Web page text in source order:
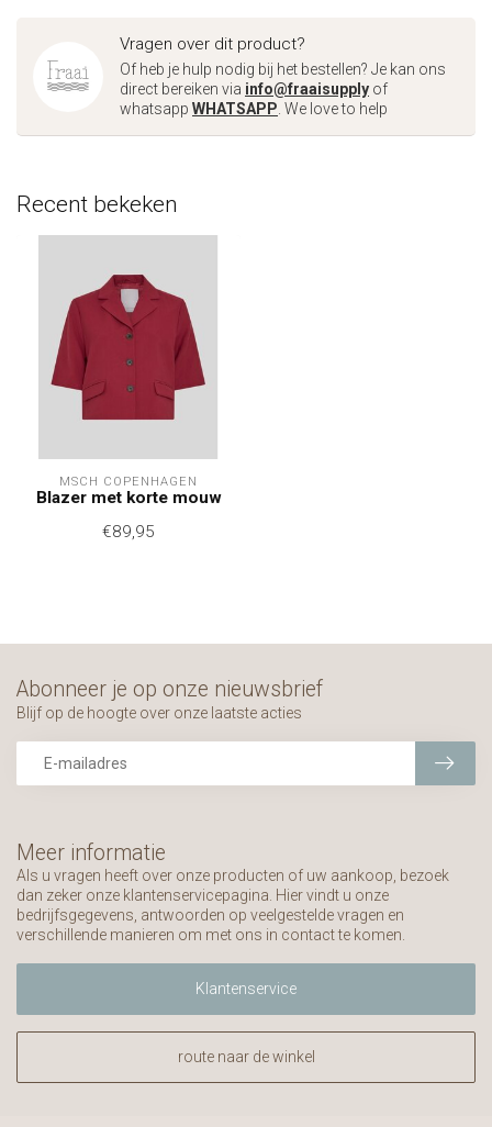
Vragen over dit product?
Of heb je hulp nodig bij het bestellen? Je kan ons
direct bereiken via info@fraaisupply of
whatsapp WHATSAPP . We love to help
Recent bekeken
MSCH COPENHAGEN
Blazer met korte mouw
€89,95
Meer informatie
Als u vragen heeft over onze producten of uw aankoop, bezoek
dan zeker onze klantenservicepagina. Hier vindt u onze
bedrijfsgegevens, antwoorden op veelgestelde vragen en
verschillende manieren om met ons in contact te komen.
Klantenservice
route naar de winkel
Abonneer je op onze nieuwsbrief
Blijf op de hoogte over onze laatste acties